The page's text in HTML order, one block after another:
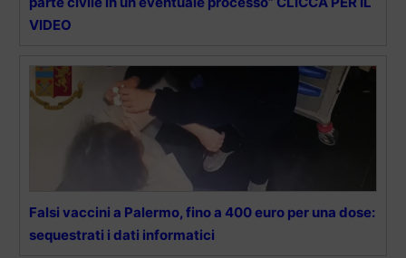
VIDEO
Falsi vaccini a Palermo, fino a 400 euro per una dose:
sequestrati i dati informatici